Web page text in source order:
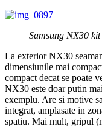
Samsung NX30
La exterior NX30
dimensiunile mai
compact decat se poate
NX30 este doar putin
exemplu. Are si motive
integrat, amplasate in
spatiu. Mai mult, gripul